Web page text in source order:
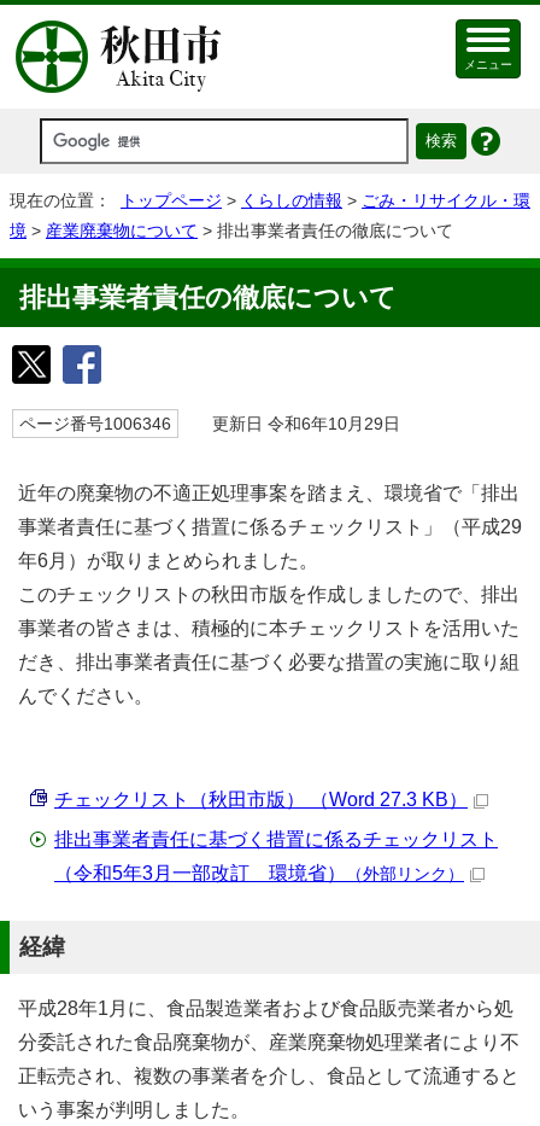
メニュー
現在の位置： トップページ > くらしの情報 > ごみ・リサイクル・環
境 > 産業廃棄物について > 排出事業者責任の徹底について
排出事業者責任の徹底について
ページ番号1006346 更新日 令和6年10月29日
近年の廃棄物の不適正処理事案を踏まえ、環境省で「排出
事業者責任に基づく措置に係るチェックリスト」（平成29
年6月）が取りまとめられました。
このチェックリストの秋田市版を作成しましたので、排出
事業者の皆さまは、積極的に本チェックリストを活用いた
だき、排出事業者責任に基づく必要な措置の実施に取り組
んでください。
チェックリスト（秋田市版） （Word 27.3 KB）
排出事業者責任に基づく措置に係るチェックリスト
（令和5年3月一部改訂 環境省）
（外部リンク）
経緯
平成28年1月に、食品製造業者および食品販売業者から処
分委託された食品廃棄物が、産業廃棄物処理業者により不
正転売され、複数の事業者を介し、食品として流通すると
いう事案が判明しました。